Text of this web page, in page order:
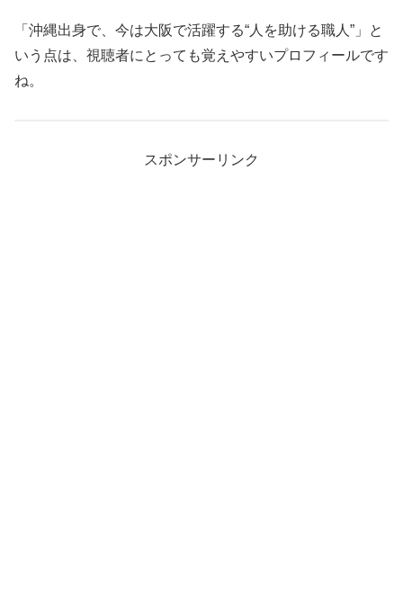
「沖縄出身で、今は大阪で活躍する“人を助ける職人”」と
いう点は、視聴者にとっても覚えやすいプロフィールです
ね。
スポンサーリンク